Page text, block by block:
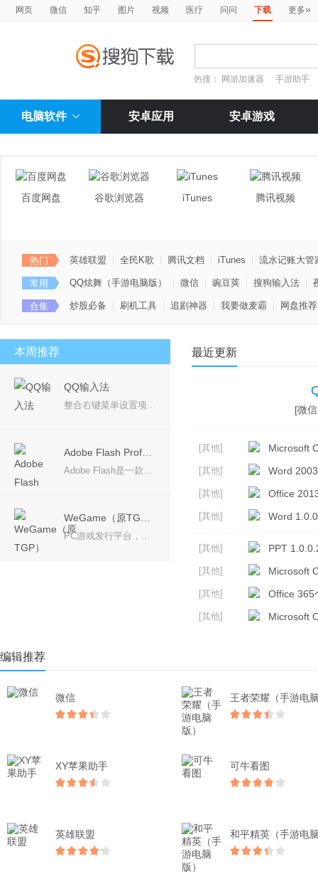
网页 微信 知乎 图片 视频 医疗 问问 下载 更多»
热搜： 网游加速器 手游助手
电脑软件 安卓应用 安卓游戏
百度网盘 谷歌浏览器 iTunes 腾讯视频
热门 英雄联盟 全民K歌 腾讯文档 iTunes 流水记账大管
常用 QQ炫舞（手游电脑版） 微信 豌豆荚 搜狗输入法
合集 炒股必备 刷机工具 追剧神器 我要做麦霸
网盘推荐
本周推荐
QQ输入法
整合右键菜单设置项，使选项更加精简，一目了然； 产品理念：回归输入本质，让您的输入体验更加轻松愉悦。 简约设计，摒弃冗余，永无弹窗广告，还您一个安静无扰的输入体验。
Adobe Flash是一款专业的动画软件，可用于创作动画电影、动画片等，可在设备中创建并发布丰富多彩的创意，Adobe CS6系列中的Adobe Flash Professional CS6软件是用于创建动画和多媒体内容的强大的创作平台，设计身临其境、而且在台式计算机和平板电脑、智能手机和电视等多种设备中都能呈现一致效果的互动体验。
PC游戏发行平台，带给玩家更多优质游戏
最近更新
[微
[其他] Microsoft
[其他] Word
[其他] Office
[其他] Word
[其他] PPT
[其他] Microsoft
[其他] Office 365
[其他] Microsoft
编辑推荐
微信
XY苹果助手 可牛看图
英雄联盟